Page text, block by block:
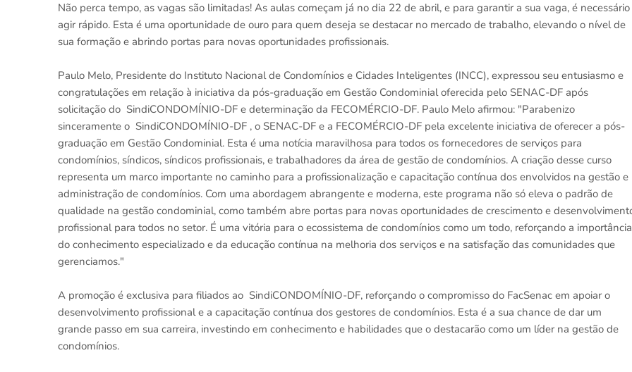
Não perca tempo, as vagas são limitadas! As aulas começam já no dia 22 de abril, e para garantir a sua vaga, é necessário
agir rápido. Esta é uma oportunidade de ouro para quem deseja se destacar no mercado de trabalho, elevando o nível de
sua formação e abrindo portas para novas oportunidades profissionais.
Paulo Melo, Presidente do Instituto Nacional de Condomínios e Cidades Inteligentes (INCC), expressou seu entusiasmo e
congratulações em relação à iniciativa da pós-graduação em Gestão Condominial oferecida pelo SENAC-DF após
solicitação do SindiCONDOMÍNIO-DF e determinação da FECOMÉRCIO-DF. Paulo Melo afirmou: "Parabenizo
sinceramente o SindiCONDOMÍNIO-DF , o SENAC-DF e a FECOMÉRCIO-DF pela excelente iniciativa de oferecer a pós-
graduação em Gestão Condominial. Esta é uma notícia maravilhosa para todos os fornecedores de serviços para
condomínios, síndicos, síndicos profissionais, e trabalhadores da área de gestão de condomínios. A criação desse curso
representa um marco importante no caminho para a profissionalização e capacitação contínua dos envolvidos na gestão e
administração de condomínios. Com uma abordagem abrangente e moderna, este programa não só eleva o padrão de
qualidade na gestão condominial, como também abre portas para novas oportunidades de crescimento e
profissional para todos no setor. É uma vitória para o ecossistema de condomínios como um todo, reforçando a importância
do conhecimento especializado e da educação contínua na melhoria dos serviços e na satisfação das comunidades que
gerenciamos."
A promoção é exclusiva para filiados ao SindiCONDOMÍNIO-DF, reforçando o compromisso do FacSenac em apoiar o
desenvolvimento profissional e a capacitação contínua dos gestores de condomínios. Esta é a sua chance de dar um
grande passo em sua carreira, investindo em conhecimento e habilidades que o destacarão como um líder na gestão de
condomínios.